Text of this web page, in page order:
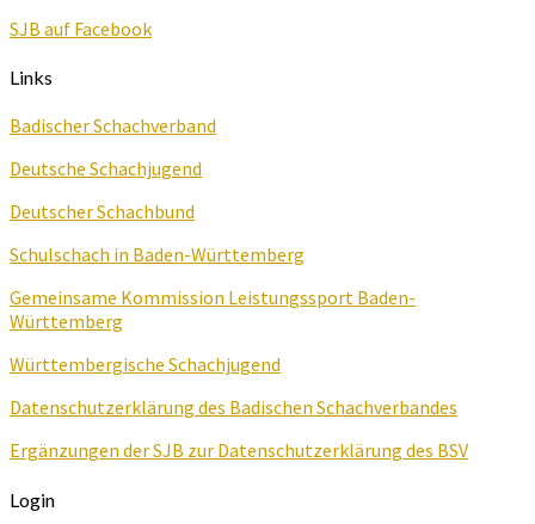
SJB auf Facebook
Links
Badischer Schachverband
Deutsche Schachjugend
Deutscher Schachbund
Schulschach in Baden-Württemberg
Gemeinsame Kommission Leistungssport Baden-
Württemberg
Württembergische Schachjugend
Datenschutzerklärung des Badischen Schachverbandes
Ergänzungen der SJB zur Datenschutzerklärung des BSV
Login